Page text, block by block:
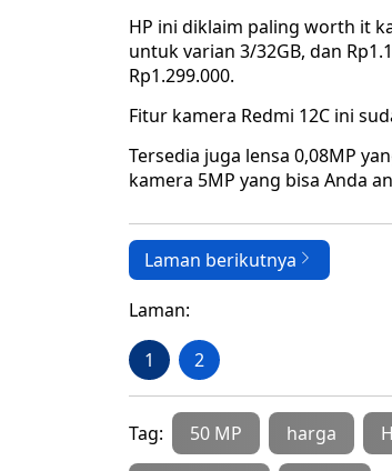
HP ini diklaim paling worth it
untuk varian 3/32GB, dan
Rp1.299.000.
Fitur kamera Redmi 12C ini
Tersedia juga lensa 0,08MP
kamera 5MP yang bisa Anda
Laman berikutnya
Laman:
1 2
Tag: 50 MP harga